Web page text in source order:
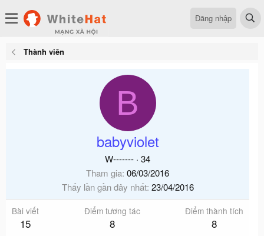
Đăng nhập
Thành viên
B
babyviolet
W------- · 34
Tham gia 06/03/2016
Thấy lần gần đây nhất 23/04/2016
Bài viết
15
Điểm tương tác
8
Điểm thành tích
8